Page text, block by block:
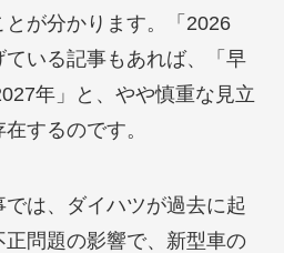
が分かります。「2026
いる記事もあれば、「早
年」と、やや慎重な見立
するのです。
は、ダイハツが過去に起
正問題の影響で、新型車の